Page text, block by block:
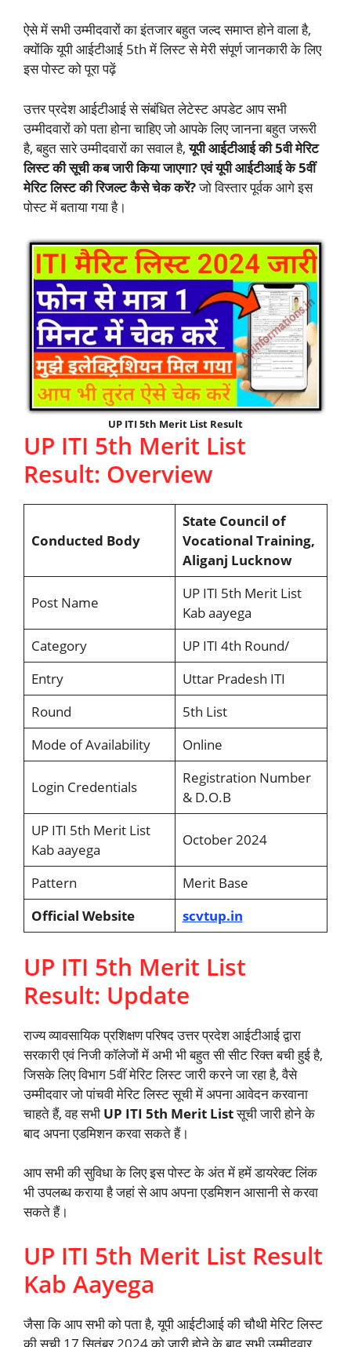
ऐसे में सभी उम्मीदवारों का इंतजार बहुत जल्द समाप्त होने वाला है,
क्योंकि यूपी आईटीआई 5th में लिस्ट से मेरी संपूर्ण जानकारी के लिए
इस पोस्ट को पूरा पढ़ें
उत्तर प्रदेश आईटीआई से संबंधित लेटेस्ट अपडेट आप सभी
उम्मीदवारों को पता होना चाहिए जो आपके लिए जानना बहुत जरूरी
है, बहुत सारे उम्मीदवारों का सवाल है,यूपी आईटीआई की 5वी मेरिट
लिस्ट की सूची कब जारी किया जाएगा? एवं यूपी आईटीआई के 5वीं
मेरिट लिस्ट की रिजल्ट कैसे चेक करें?जो विस्तार पूर्वक आगे इस
पोस्ट में बताया गया है।
UP ITI 5th Merit List Result
UP ITI 5th Merit List
Result: Overview
Conducted Body
State Council of
Vocational Training,
Aliganj Lucknow
Post Name
UP ITI 5th Merit List
Kab aayega
Category
UP ITI 4th Round/
Entry
Uttar Pradesh ITI
Round
5th List
Mode of Availability
Online
Login Credentials
Registration Number
& D.O.B
UP ITI 5th Merit List
Kab aayega
October 2024
Pattern
Merit Base
Official Website
scvtup.in
UP ITI 5th Merit List
Result: Update
राज्य व्यावसायिक प्रशिक्षण परिषद उत्तर प्रदेश आईटीआई द्वारा
सरकारी एवं निजी कॉलेजों में अभी भी बहुत सी सीट रिक्त बची हुई है,
जिसके लिए विभाग 5वीं मेरिट लिस्ट जारी करने जा रहा है, वैसे
उम्मीदवार जो पांचवी मेरिट लिस्ट सूची में अपना आवेदन करवाना
चाहते हैं, वह सभी UP ITI 5th Merit Listसूची जारी होने के
बाद अपना एडमिशन करवा सकते हैं।
आप सभी की सुविधा के लिए इस पोस्ट के अंत में हमें डायरेक्ट लिंक
भी उपलब्ध कराया है जहां से आप अपना एडमिशन आसानी से करवा
सकते हैं।
UP ITI 5th Merit List Result
Kab Aayega
जैसा कि आप सभी को पता है, यूपी आईटीआई की चौथी मेरिट लिस्ट
की सूची 17 सितंबर 2024 को जारी होने के बाद सभी उम्मीदवार